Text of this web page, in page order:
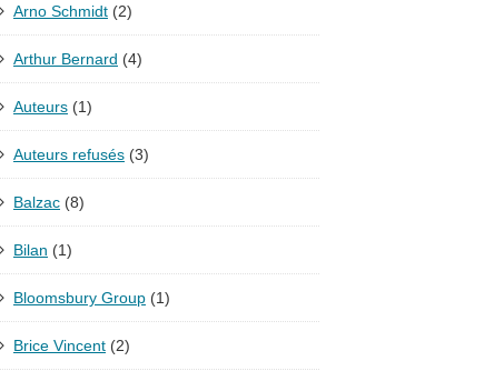
Arno Schmidt (2)
Arthur Bernard (4)
Auteurs (1)
Auteurs refusés (3)
Balzac (8)
Bilan (1)
Bloomsbury Group (1)
Brice Vincent (2)